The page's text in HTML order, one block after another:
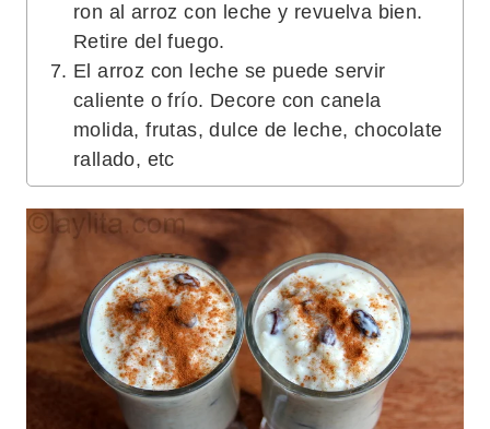
ron al arroz con leche y revuelva bien.
Retire del fuego.
El arroz con leche se puede servir
caliente o frío. Decore con canela
molida, frutas, dulce de leche, chocolate
rallado, etc